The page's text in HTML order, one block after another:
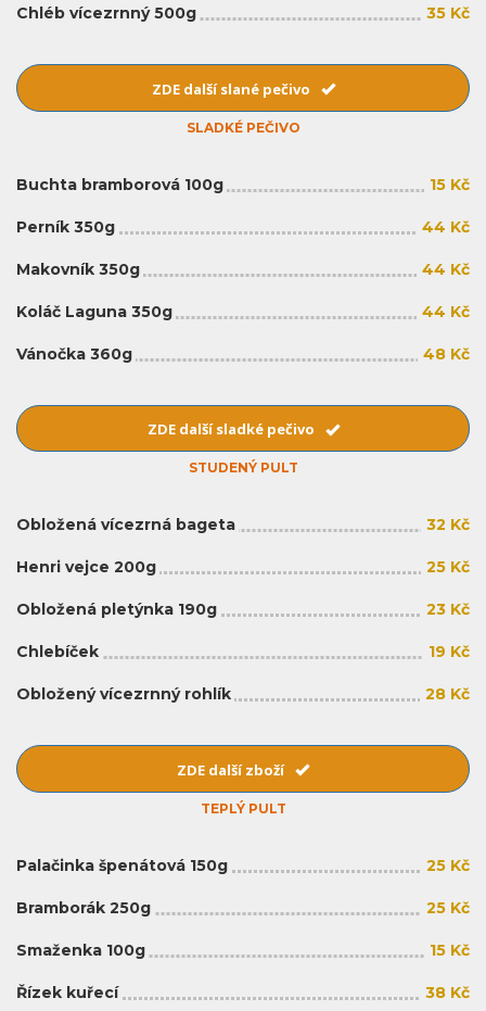
Chléb vícezrnný 500g 35 Kč
ZDE další slané pečivo
SLADKÉ PEČIVO
Buchta bramborová 100g 15 Kč
Perník 350g 44 Kč
Makovník 350g 44 Kč
Koláč Laguna 350g 44 Kč
Vánočka 360g 48 Kč
ZDE další sladké pečivo
STUDENÝ PULT
Obložená vícezrná bageta 32 Kč
Henri vejce 200g 25 Kč
Obložená pletýnka 190g 23 Kč
Chlebíček 19 Kč
Obložený vícezrnný rohlík 28 Kč
ZDE další zboží
TEPLÝ PULT
Palačinka špenátová 150g 25 Kč
Bramborák 250g 25 Kč
Smaženka 100g 15 Kč
Řízek kuřecí 38 Kč